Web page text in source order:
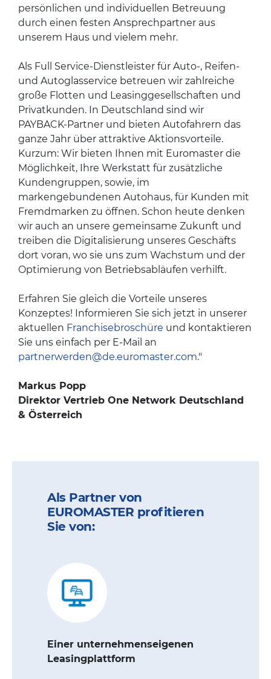
persönlichen und individuellen Betreuung
durch einen festen Ansprechpartner aus
unserem Haus und vielem mehr.
Als Full Service-Dienstleister für Auto-, Reifen-
und Autoglasservice betreuen wir zahlreiche
große Flotten und Leasinggesellschaften und
Privatkunden. In Deutschland sind wir
PAYBACK-Partner und bieten Autofahrern das
ganze Jahr über attraktive Aktionsvorteile.
Kurzum: Wir bieten Ihnen mit Euromaster die
Möglichkeit, Ihre Werkstatt für zusätzliche
Kundengruppen, sowie, im
markengebundenen Autohaus, für Kunden mit
Fremdmarken zu öffnen. Schon heute denken
wir auch an unsere gemeinsame Zukunft und
treiben die Digitalisierung unseres Geschäfts
dort voran, wo sie uns zum Wachstum und der
Optimierung von Betriebsabläufen verhilft.
Erfahren Sie gleich die Vorteile unseres
Konzeptes! Informieren Sie sich jetzt in unserer
aktuellen Franchisebroschüre und kontaktieren
Sie uns einfach per E-Mail an
partnerwerden@de.euromaster.com."
Markus Popp
Direktor Vertrieb One Network Deutschland
& Österreich
Als Partner von
EUROMASTER profitieren
Sie von:
Einer unternehmenseigenen
Leasingplattform